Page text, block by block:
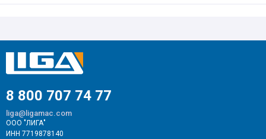
8 800 707 74 77
liga@ligamac.com
ООО "ЛИГА"
ИНН 7719878140